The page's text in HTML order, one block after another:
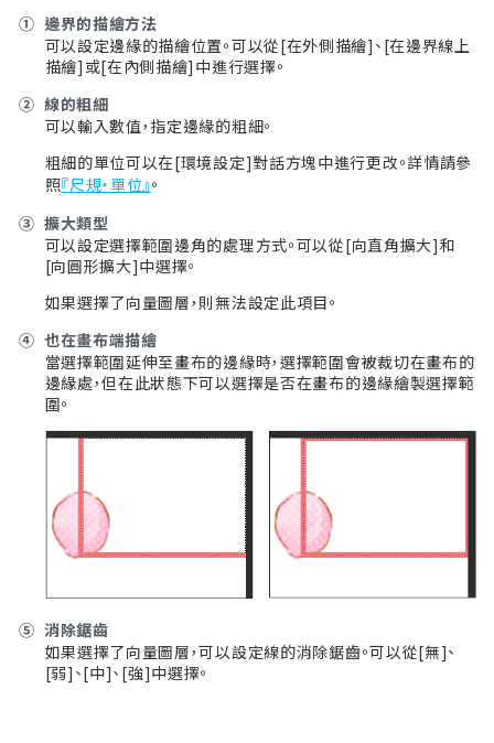
① 邊界的描繪方法
可以設定邊緣的描繪位置。可以從[在外側描繪]、[在邊界線上
描繪]或[在內側描繪]中進行選擇。
② 線的粗細
可以輸入數值，指定邊緣的粗細。
粗細的單位可以在[環境設定]對話方塊中進行更改。詳情請參
照『尺規・單位』。
③ 擴大類型
可以設定選擇範圍邊角的處理方式。可以從[向直角擴大]和
[向圓形擴大]中選擇。
如果選擇了向量圖層，則無法設定此項目。
④ 也在畫布端描繪
當選擇範圍延伸至畫布的邊緣時，選擇範圍會被裁切在畫布的
邊緣處，但在此狀態下可以選擇是否在畫布的邊緣繪製選擇範
圍。
⑤ 消除鋸齒
如果選擇了向量圖層，可以設定線的消除鋸齒。可以從[無]、
[弱]、[中]、[強]中選擇。